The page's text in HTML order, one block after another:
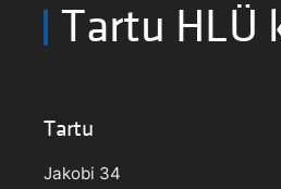
Tartu HLÜ
Tartu
Jakobi 34